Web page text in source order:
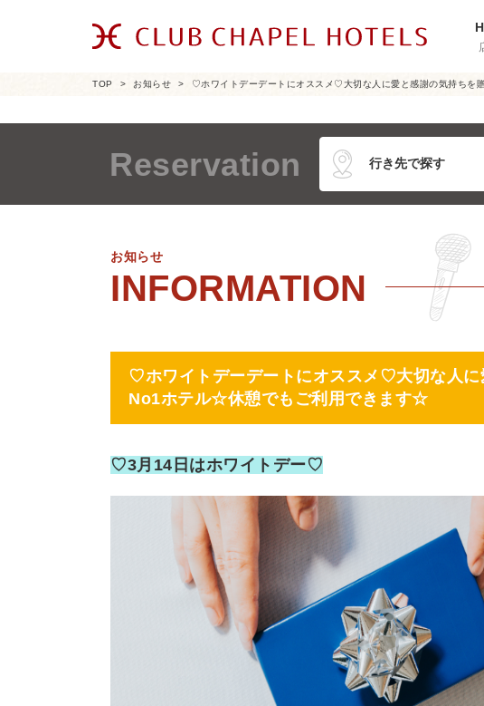
TOP お知らせ ♡ホワイトデーデートにオススメ♡大切な人に愛と感謝の気持ち
Reservation
お知らせ
♡ホワイトデーデートにオススメ♡大切な人
No1ホテル☆休憩でもご利用できます☆
♡3月14日はホワイトデー♡